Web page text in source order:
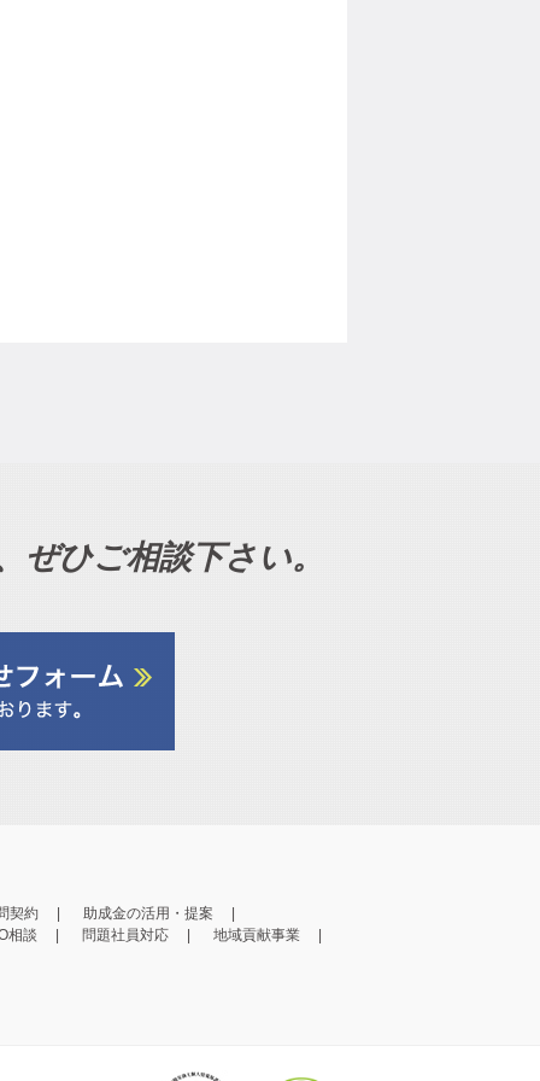
ひご相談下さい。
契約
助成金の活用・提案
相談
問題社員対応 地域貢献事業